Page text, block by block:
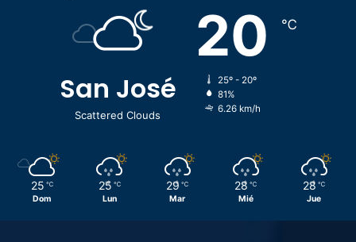
San José
Scattered Clouds
20 ℃
25º - 20º
81%
6.26 km/h
25 ℃
Dom
25 ℃
Lun
29 ℃
Mar
28 ℃
Mié
28 ℃
Jue